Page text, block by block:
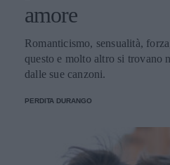
amore
Romanticismo, sensualità,
questo e molto altro si trovano
dalle sue canzoni.
PERDITA DURANGO